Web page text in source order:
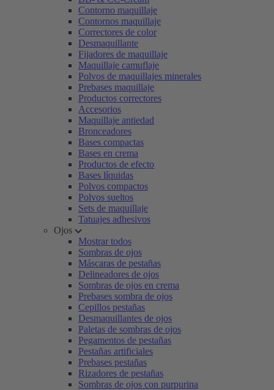
Contorno maquillaje
Contornos maquillaje
Correctores de color
Desmaquillante
Fijadores de maquillaje
Maquillaje camuflaje
Polvos de maquillajes minerales
Prebases maquillaje
Productos correctores
Accesorios
Maquillaje antiedad
Bronceadores
Bases compactas
Bases en crema
Productos de efecto
Bases líquidas
Polvos compactos
Polvos sueltos
Sets de maquillaje
Tatuajes adhesivos
Ojos
Mostrar todos
Sombras de ojos
Máscaras de pestañas
Delineadores de ojos
Sombras de ojos en crema
Prebases sombra de ojos
Cepillos pestañas
Desmaquillantes de ojos
Paletas de sombras de ojos
Pegamentos de pestañas
Pestañas artificiales
Prebases pestañas
Rizadores de pestañas
Sombras de ojos con purpurina